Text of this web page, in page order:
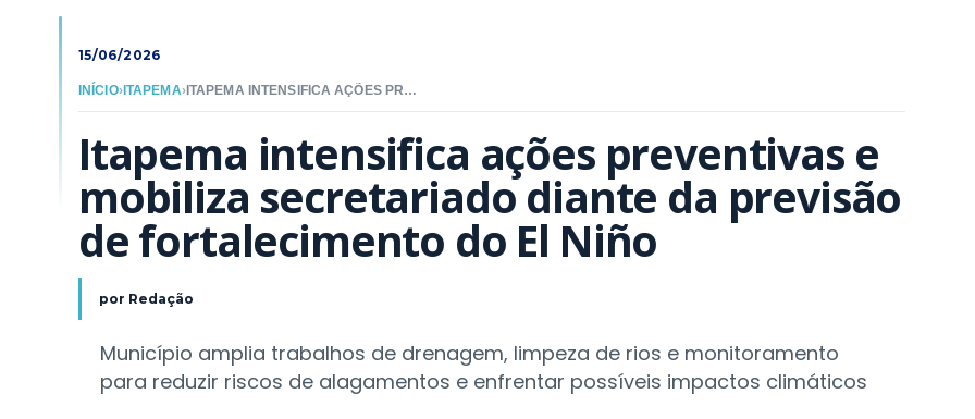
15/06/2026
INÍCIO›ITAPEMA› ITAPEMA INTENSIFICA AÇÕES PREVENTIVAS E MOBILIZA SECRETARIADO DIANTE DA PREVISÃO DE FORTALECIMENTO DO EL NIÑO
Itapema intensifica ações preventivas e
mobiliza secretariado diante da previsão
de fortalecimento do El Niño
por Redação
Município amplia trabalhos de drenagem, limpeza de rios e monitoramento
para reduzir riscos de alagamentos e enfrentar possíveis impactos climáticos